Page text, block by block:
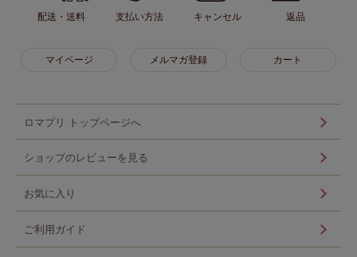
配送・送料 支払い方法 キャンセル 返品
マイページ メルマガ登録 カート
ロマプリ トップページへ
ショップのレビューを見る
お気に入り
ご利用ガイド